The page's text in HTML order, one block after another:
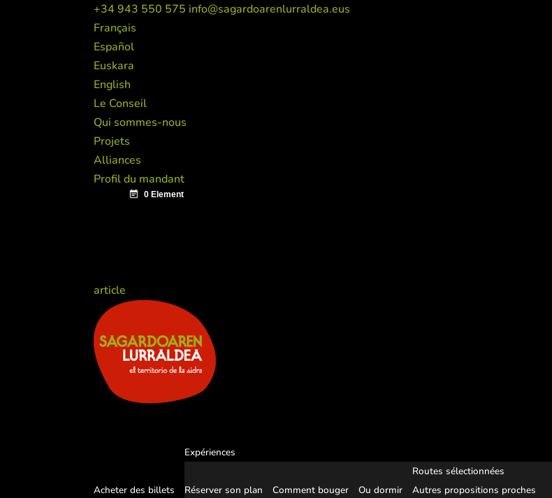
+34 943 550 575 info@sagardoarenlurraldea.eus
Français
Español
Euskara
English
Le Conseil
Qui sommes-nous
Projets
Alliances
Profil du mandant
article
Acheter des billets
Expériences
Réserver son plan Comment bouger Ou dormir
Routes sélectionnées
Autres propositions proches